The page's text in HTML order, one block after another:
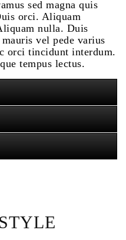
sed magna quis
orci. Aliquam
nulla. Duis
vel pede varius
orci tincidunt interdum.
tempus lectus.